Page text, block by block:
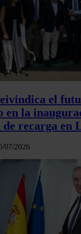
el
en la
de recarga en
07/2026